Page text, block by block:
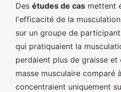
Des études de cas mettent
l'efficacité de la
sur un groupe de
qui pratiquaient la
perdaient plus de graisse et
masse musculaire comparé
concentraient uniquement